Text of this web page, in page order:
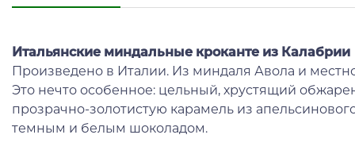
Итальянские миндальные кроканте из Калабрии
Произведено в Италии. Из миндаля Авола и
Это нечто особенное: цельный, хрустящий
прозрачно-золотистую карамель из
темным и белым шоколадом.